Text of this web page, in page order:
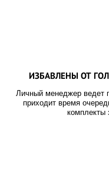
ИЗБАВЛЕНЫ ОТ
Личный менеджер ведет
приходит время
комплекты